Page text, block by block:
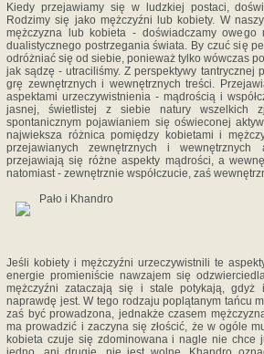
Kiedy przejawiamy się w ludzkiej postaci,
Rodzimy się jako mężczyźni lub kobiety. W
mężczyzna lub kobieta - doświadczamy owego
dualistycznego postrzegania świata. By czuć się
odróżniać się od siebie, ponieważ tylko wówczas
jak sądzę - utraciliśmy. Z perspektywy tantrycznej
grę zewnętrznych i wewnętrznych treści.
aspektami urzeczywistnienia - mądrością i
jasnej, świetlistej z siebie natury wszelkich
spontanicznym pojawianiem się oświeconej
najwieksza różnica pomiędzy kobietami i
przejawianych zewnętrznych i
przejawiają się różne aspekty mądrości, a
natomiast - zewnętrznie współczucie, zaś
Pało i Khandro
Jeśli kobiety i mężczyźni urzeczywistnili te
energie promieniście nawzajem się
mężczyźni zataczają się i stale potykają,
naprawdę jest. W tego rodzaju poplątanym tańcu
zaś być prowadzona, jednakże czasem
ma prowadzić i zaczyna się złościć, że w ogóle
kobieta czuje się zdominowana i nagle nie chce